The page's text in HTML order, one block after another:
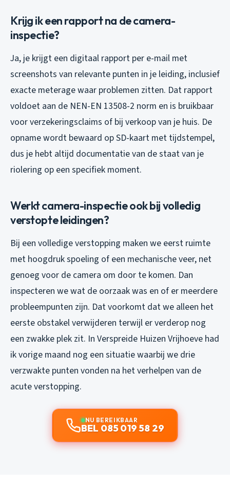
Krijg ik een rapport na de camera-
inspectie?
Ja, je krijgt een digitaal rapport per e-mail met
screenshots van relevante punten in je leiding, inclusief
exacte meterage waar problemen zitten. Dat rapport
voldoet aan de NEN-EN 13508-2 norm en is bruikbaar
voor verzekeringsclaims of bij verkoop van je huis. De
opname wordt bewaard op SD-kaart met tijdstempel,
dus je hebt altijd documentatie van de staat van je
riolering op een specifiek moment.
Werkt camera-inspectie ook bij volledig
verstopte leidingen?
Bij een volledige verstopping maken we eerst ruimte
met hoogdruk spoeling of een mechanische veer, net
genoeg voor de camera om door te komen. Dan
inspecteren we wat de oorzaak was en of er meerdere
probleempunten zijn. Dat voorkomt dat we alleen het
eerste obstakel verwijderen terwijl er verderop nog
een zwakke plek zit. In Verspreide Huizen Vrijhoeve had
ik vorige maand nog een situatie waarbij we drie
verzwakte punten vonden na het verhelpen van de
acute verstopping.
NU BEREIKBAAR
BEL 085 019 58 29